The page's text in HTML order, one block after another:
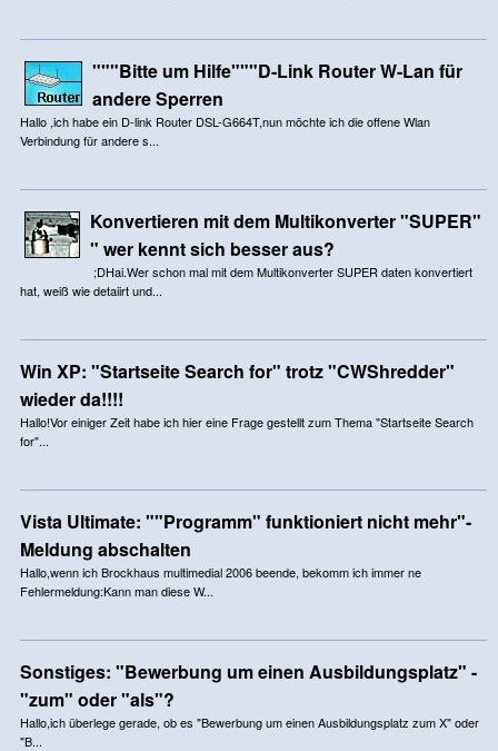
"""Bitte um Hilfe"""D-Link Router W-Lan für
andere Sperren
Hallo ,ich habe ein D-link Router DSL-G664T,nun möchte ich die offene Wlan
Verbindung für andere s...
Konvertieren mit dem Multikonverter "SUPER"
" wer kennt sich besser aus?
;DHai.Wer schon mal mit dem Multikonverter SUPER daten konvertiert
hat, weiß wie detaiirt und...
Win XP: "Startseite Search for" trotz "CWShredder"
wieder da!!!!
Hallo!Vor einiger Zeit habe ich hier eine Frage gestellt zum Thema "Startseite Search
for"...
Vista Ultimate: ""Programm" funktioniert nicht mehr"-
Meldung abschalten
Hallo,wenn ich Brockhaus multimedial 2006 beende, bekomm ich immer ne
Fehlermeldung:Kann man diese W...
Sonstiges: "Bewerbung um einen Ausbildungsplatz" -
"zum" oder "als"?
Hallo,ich überlege gerade, ob es "Bewerbung um einen Ausbildungsplatz zum X" oder
"B...